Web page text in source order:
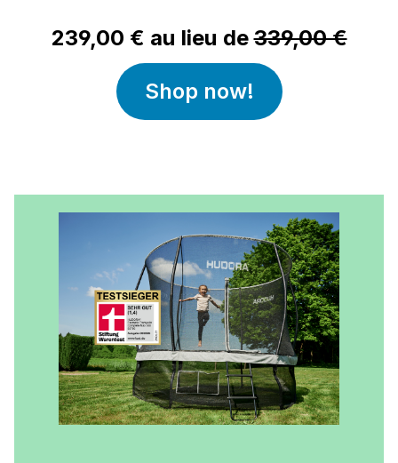
239,00 € au lieu de339,00 €
Shop now!